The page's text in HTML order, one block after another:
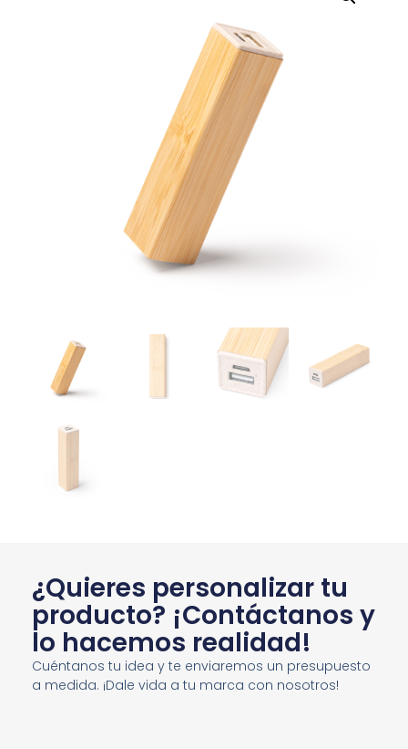
¿Quieres personalizar tu
producto? ¡Contáctanos y
lo hacemos realidad!
Cuéntanos tu idea y te enviaremos un presupuesto
a medida. ¡Dale vida a tu marca con nosotros!